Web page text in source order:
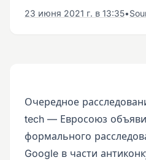
23 июня 2021 г. в 13:35•
Очередное
tech — Евросоюз
формального
Google в части